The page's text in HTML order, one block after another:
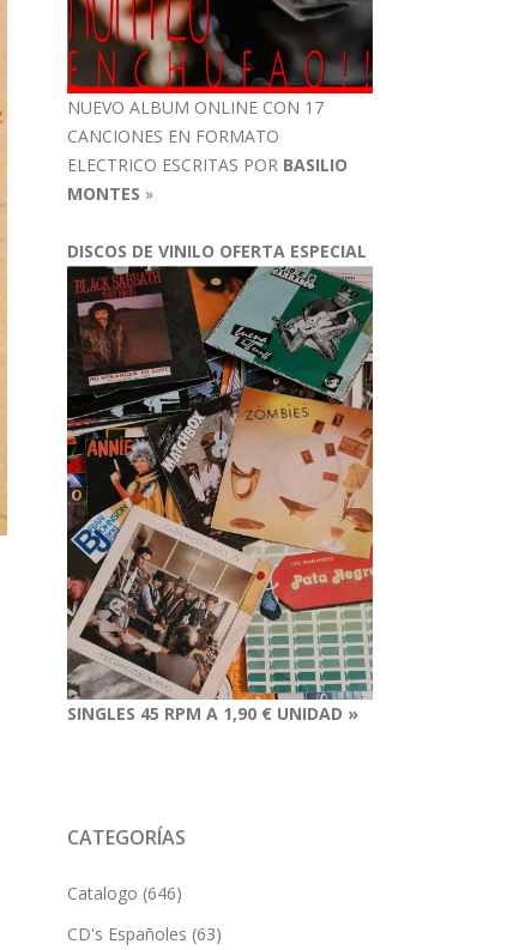
NUEVO ALBUM ONLINE CON 17
CANCIONES EN FORMATO
ELECTRICO ESCRITAS POR BASILIO
MONTES »
DISCOS DE VINILO OFERTA ESPECIAL
SINGLES 45 RPM A 1,90 € UNIDAD »
CATEGORÍAS
Catalogo (646)
CD's Españoles (63)